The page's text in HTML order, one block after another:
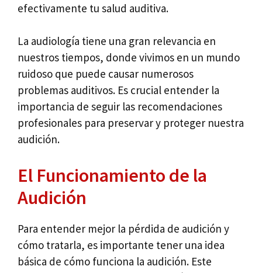
efectivamente tu salud auditiva.
La audiología tiene una gran relevancia en
nuestros tiempos, donde vivimos en un mundo
ruidoso que puede causar numerosos
problemas auditivos. Es crucial entender la
importancia de seguir las recomendaciones
profesionales para preservar y proteger nuestra
audición.
El Funcionamiento de la
Audición
Para entender mejor la pérdida de audición y
cómo tratarla, es importante tener una idea
básica de cómo funciona la audición. Este